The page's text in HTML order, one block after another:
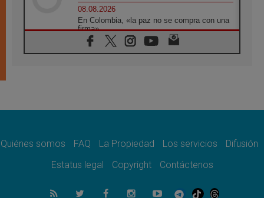
08.08.2026
En Colombia, «la paz no se compra con una
firma»
08.08.2026
En Venezuela celebraron los 416 años del
08.08.2026
07.08.2026
se convierte en diócesis
Honduras: Los desplazados invisibles de una
Quiénes somos FAQ La Propiedad Los servicios
Difusión
Estatus legal
Copyright Contáctenos